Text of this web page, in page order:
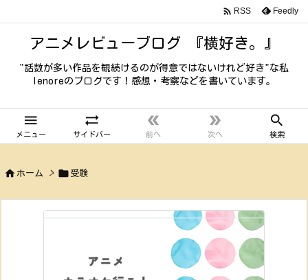
アニメレビューブログ 『横好き。』
"話数が多い作品を観続けるのが得意ではないけれど好き"な私
lenoreのブログです！感想・考察などを書いています。

メニュー

サイドバー

前へ

次へ

検索
 RSS Feedly
 ホーム >  受験